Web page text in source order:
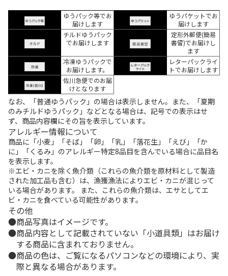
ゆうパック等でお
届けします
ゆうパケットでお
届けします
チルドゆうパック
でお届けします
定形外郵便(簡易
書留)でお届けし
ます
冷凍ゆうパックで
お届けします。
レターパックライ
トでお届けします
佐川急便でのお届
けとなります
なお、「普通ゆうパック」の場合は表示しません。また、「夏期
のみチルドゆうパック」などとなる場合は、記号での表示はせ
ず、商品内容欄にその旨を表示しています。
アレルギー情報について
商品に「小麦」「そば」「卵」「乳」「落花生」「えび」「か
に」「くるみ」のアレルギー特定8品目を含んでいる場合に品目名
を表示します。
※エビ・カニを除く魚介類（これらの魚介類を原材料として製造
された加工品も含む）は、漁獲漁法によりエビ・カニが混じって
いる場合があります。 また、これらの魚介類は、エサとしてエ
ビ・カニを食べている可能性があります。
その他
商品写真はイメージです。
商品内容として記載されていない「小道具類」はお届け
する商品に含まれておりません。
商品の色は、ご覧になるパソコンなどの環境により、実
際と異なる場合があります。